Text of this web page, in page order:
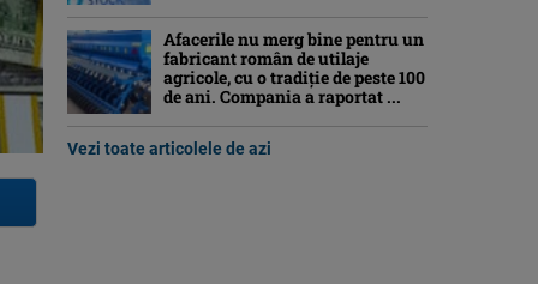
Afacerile nu merg bine pentru un
fabricant român de utilaje
agricole, cu o tradiție de peste 100
de ani. Compania a raportat ...
Vezi toate articolele de azi